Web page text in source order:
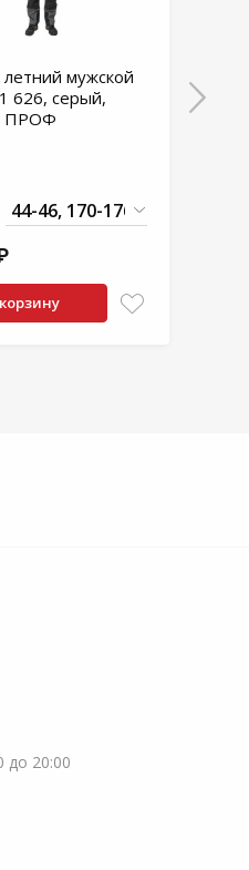
мужской
626, серый,
ПРОФ
до 20:00